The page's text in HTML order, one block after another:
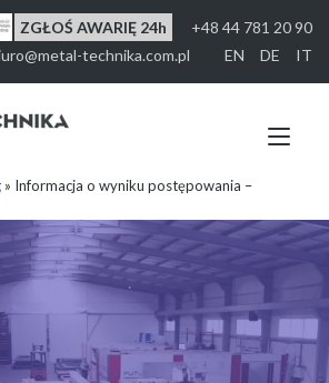
ZGŁOŚ AWARIĘ 24h
+48 44 781 20 90
technika.com.pl
EN DE IT
» Informacja o wyniku postępowania –